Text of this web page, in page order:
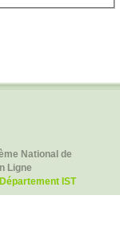
National de
Ligne
Département IST